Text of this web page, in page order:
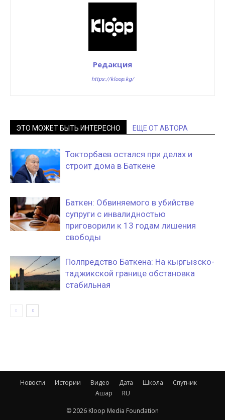
Редакция
https://kloop.kg/
ЭТО МОЖЕТ БЫТЬ ИНТЕРЕСНО ЕЩЕ ОТ АВТОРА
Токторбаев остался при делах и
строит дома в Баткене
Баткен: Обвиняемого в убийстве
супруги с инвалидностью
приговорили к 13 годам лишения
свободы
Полпредство Баткена: На кыргызско-
таджикской границе обстановка
стабильная
Новости Истории Видео Дата Школа
Спутник
Ашар
RU
© 2026 Kloop Media Foundation